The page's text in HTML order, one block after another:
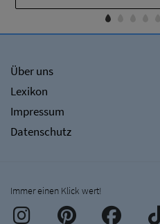
Über uns
Lexikon
Impressum
Datenschutz
Immer einen Klick wert!